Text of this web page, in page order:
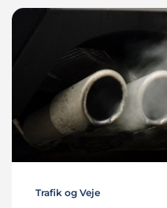
Trafik og Veje